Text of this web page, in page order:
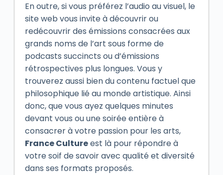
En outre, si vous préférez l’audio au visuel, le
site web vous invite à découvrir ou
redécouvrir des émissions consacrées aux
grands noms de l’art sous forme de
podcasts succincts ou d’émissions
rétrospectives plus longues. Vous y
trouverez aussi bien du contenu factuel que
philosophique lié au monde artistique. Ainsi
donc, que vous ayez quelques minutes
devant vous ou une soirée entière à
consacrer à votre passion pour les arts,
France Cultureest là pour répondre à
votre soif de savoir avec qualité et diversité
dans ses formats proposés.